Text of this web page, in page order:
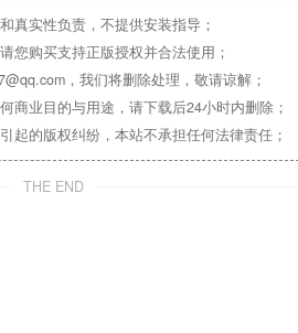
真实性负责，不提供安装指导；
您购买支持正版授权并合法使用；
，我们将删除处理，敬请谅解；
商业目的与用途，请下载后24小时内删除；
起的版权纠纷，本站不承担任何法律责任；
THE END